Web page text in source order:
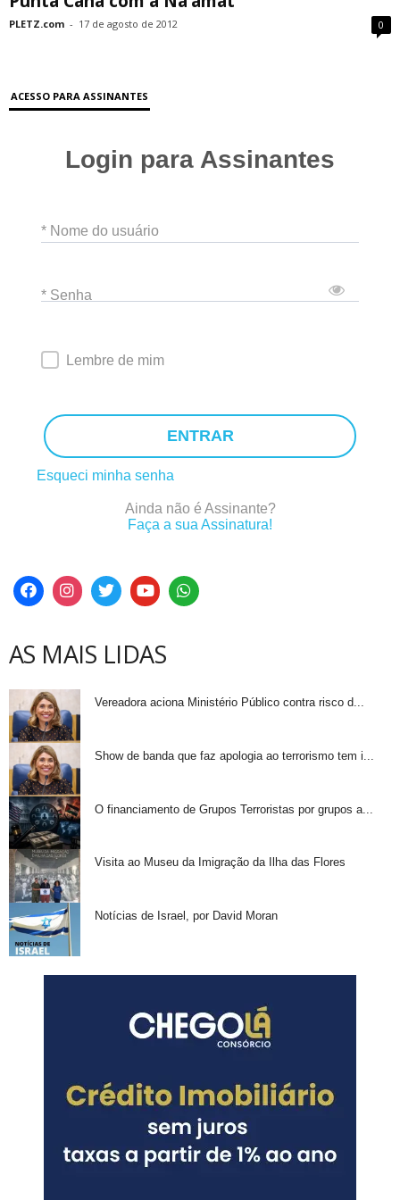
PLETZ.com - 17 de agosto de 2012 0
ACESSO PARA ASSINANTES
Login para Assinantes
* Nome do usuário
* Senha
Lembre de mim
ENTRAR
Esqueci minha senha
Ainda não é Assinante?
Faça a sua Assinatura!
AS MAIS LIDAS
Vereadora aciona Ministério Público contra risco d...
Show de banda que faz apologia ao terrorismo tem i...
O financiamento de Grupos Terroristas por grupos a...
Visita ao Museu da Imigração da Ilha das Flores
Notícias de Israel, por David Moran